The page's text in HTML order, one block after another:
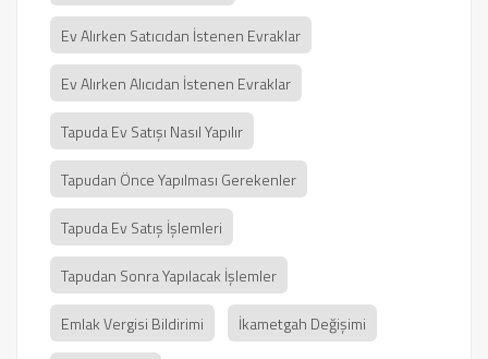
Ev Alırken Satıcıdan İstenen Evraklar
Ev Alırken Alıcıdan İstenen Evraklar
Tapuda Ev Satışı Nasıl Yapılır
Tapudan Önce Yapılması Gerekenler
Tapuda Ev Satış İşlemleri
Tapudan Sonra Yapılacak İşlemler
Emlak Vergisi Bildirimi İkametgah Değişimi